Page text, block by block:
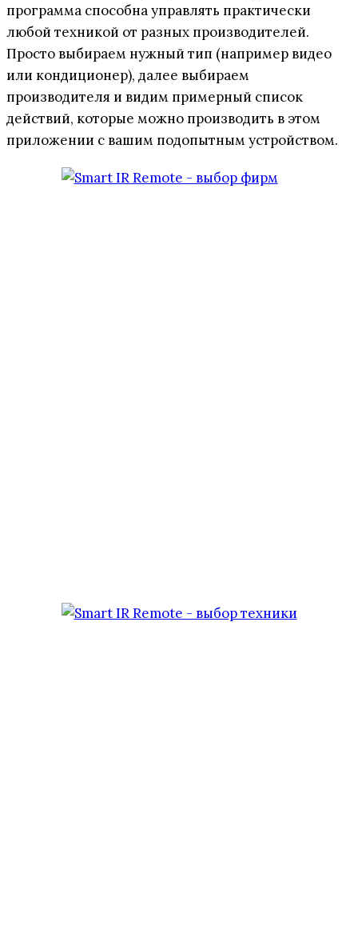
программа способна управлять практически
любой техникой от разных производителей.
Просто выбираем нужный тип (например видео
или кондиционер), далее выбираем
производителя и видим примерный список
действий, которые можно производить в этом
приложении с вашим подопытным устройством.